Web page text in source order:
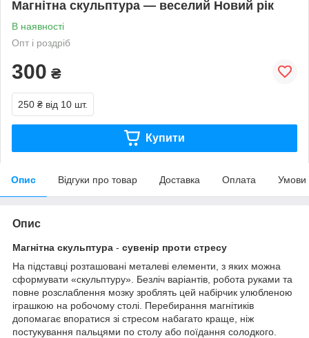
Магнітна скульптура — веселий Новий рік
В наявності
Опт і роздріб
300 ₴
250 ₴ від 10 шт.
Купити
Опис Відгуки про товар Доставка Оплата Умови
Опис
Магнітна скульптура - сувенір проти стресу
На підставці розташовані металеві елементи, з яких можна
сформувати «скульптуру». Безліч варіантів, робота руками та
повне розслаблення мозку зроблять цей набірчик улюбленою
іграшкою на робочому столі. Перебирання магнітиків
допомагає впоратися зі стресом набагато краще, ніж
постукування пальцями по столу або поїдання солодкого.